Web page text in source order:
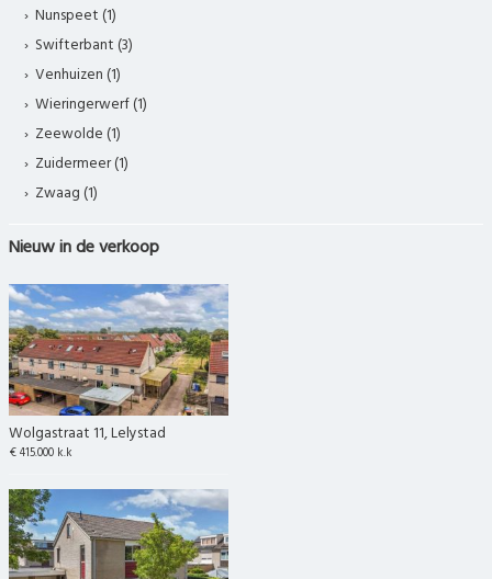
Nunspeet (1)
Swifterbant (3)
Venhuizen (1)
Wieringerwerf (1)
Zeewolde (1)
Zuidermeer (1)
Zwaag (1)
Nieuw in de verkoop
Wolgastraat 11, Lelystad
€ 415.000 k.k